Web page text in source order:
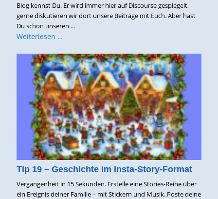
Blog kennst Du. Er wird immer hier auf Discourse gespiegelt,
gerne diskutieren wir dort unsere Beiträge mit Euch. Aber hast
Du schon unseren ...
Weiterlesen …
Tip 19 – Geschichte im Insta-Story-Format
Vergangenheit in 15 Sekunden. Erstelle eine Stories-Reihe über
ein Ereignis deiner Familie – mit Stickern und Musik. Poste deine